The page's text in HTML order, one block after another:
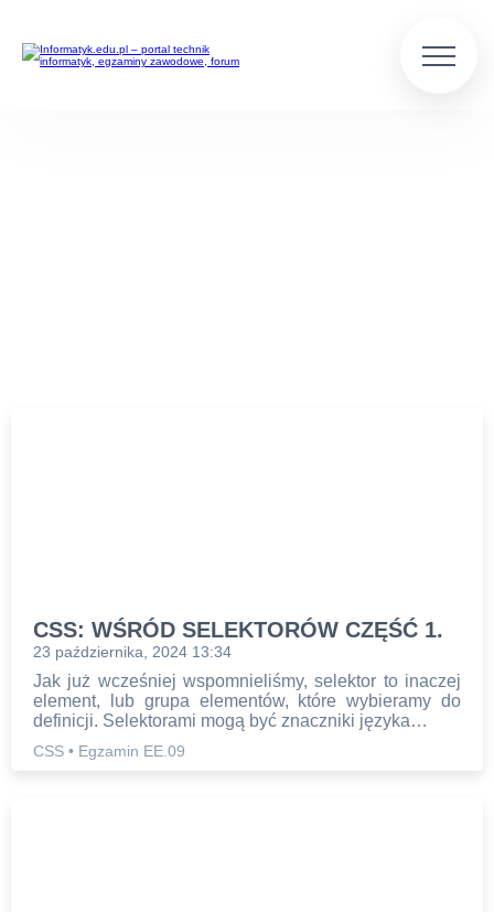
CSS: WŚRÓD SELEKTORÓW CZĘŚĆ 1.
23 października, 2024 13:34
Jak już wcześniej wspomnieliśmy, selektor to inaczej
element, lub grupa elementów, które wybieramy do
definicji. Selektorami mogą być znaczniki języka…
CSS • Egzamin EE.09